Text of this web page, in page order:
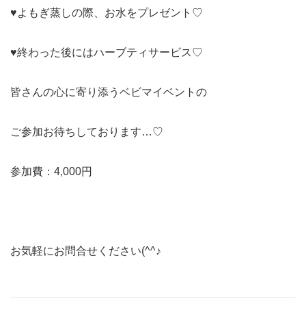
♥よもぎ蒸しの際、お水をプレゼント♡
♥終わった後にはハーブティサービス♡
皆さんの心に寄り添うベビマイベントの
ご参加お待ちしております…♡
参加費：4,000円
お気軽にお問合せください(^^♪